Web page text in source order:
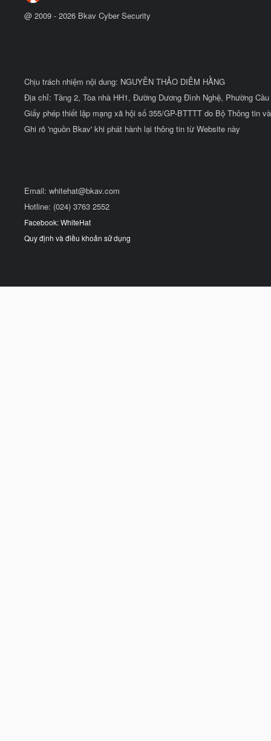
@ 2009 - 2026 Bkav Cyber Security
Chịu trách nhiệm nội dung: NGUYỄN THẢO DIỄM HẰNG
Địa chỉ: Tầng 2, Tòa nhà HH1, Đường Dương Đình Nghệ, Phường
Giấy phép thiết lập mạng xã hội số 355/GP-BTTTT do Bộ Thông tin
Ghi rõ 'nguồn Bkav' khi phát hành lại thông tin từ Website này
Email: whitehat@bkav.com
Hotline: (024) 3763 2552
Facebook: WhiteHat
Quy định và điều khoản sử dụng